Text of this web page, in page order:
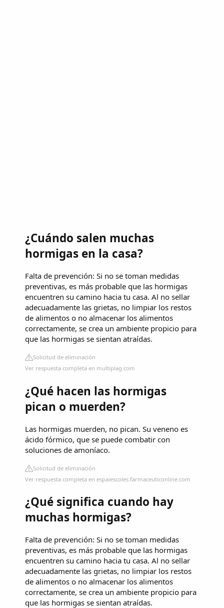
¿Cuándo salen muchas
hormigas en la casa?
Falta de prevención: Si no se toman medidas
preventivas, es más probable que las hormigas
encuentren su camino hacia tu casa. Al no sellar
adecuadamente las grietas, no limpiar los restos
de alimentos o no almacenar los alimentos
correctamente, se crea un ambiente propicio para
que las hormigas se sientan atraídas.
Solicitud de eliminación
Ver respuesta completa en multiplag.com
¿Qué hacen las hormigas
pican o muerden?
Las hormigas muerden, no pican. Su veneno es
ácido fórmico, que se puede combatir con
soluciones de amoníaco.
Solicitud de eliminación
Ver respuesta completa en espaiescoles.farmaceuticonline.com
¿Qué significa cuando hay
muchas hormigas?
Falta de prevención: Si no se toman medidas
preventivas, es más probable que las hormigas
encuentren su camino hacia tu casa. Al no sellar
adecuadamente las grietas, no limpiar los restos
de alimentos o no almacenar los alimentos
correctamente, se crea un ambiente propicio para
que las hormigas se sientan atraídas.